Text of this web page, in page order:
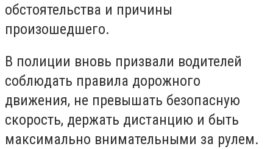
обстоятельства и причины
произошедшего.
В полиции вновь призвали водителей
соблюдать правила дорожного
движения, не превышать безопасную
скорость, держать дистанцию и быть
максимально внимательными за рулем.